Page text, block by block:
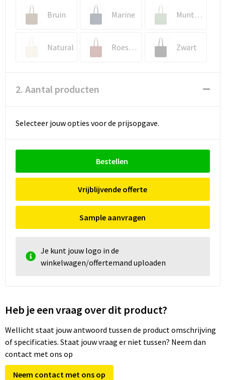
Bruin Marine Muntgroen
Natural Roestrood Zwart
2. Aantal producten
Selecteer jouw opties voor de prijsopgave.
Bestellen
Vrijblijvende offerte
Sample aanvragen
Je kunt jouw logo in de
winkelwagen/offertemand uploaden
Heb je een vraag over dit product?
Wellicht staat jouw antwoord tussen de product omschrijving
of specificaties. Staat jouw vraag er niet tussen? Neem dan
contact met ons op
Neem contact met ons op